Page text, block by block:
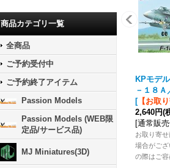
商品カテゴリ一覧
全商品
ご予約受付中
ご予約終了アイテム
Passion Models
Passion Models (WEB限
定品/サービス品)
MJ Miniatures(3D)
KPモデ
－１８Ａ
[【お取り
2,640円(
[通常販
お取り寄
場合がご
の際はご容